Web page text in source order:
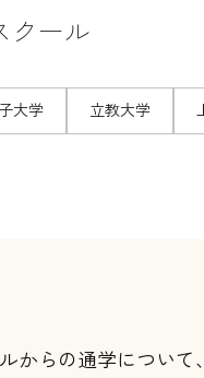
クール
大学 立教大学
からの通学について